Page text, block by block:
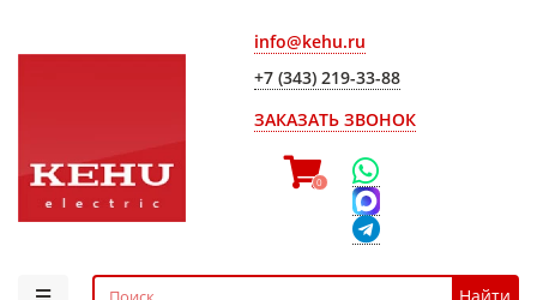
info@kehu.ru
+7 (343) 219-33-88
ЗАКАЗАТЬ ЗВОНОК
0